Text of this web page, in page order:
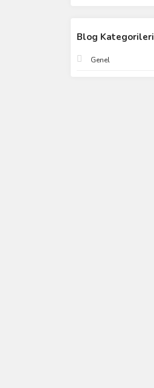
Blog Kategorileri
Genel